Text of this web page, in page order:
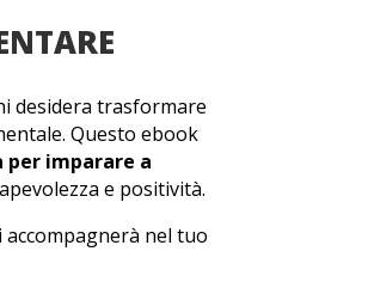
desidera trasformare
Questo ebook
per imparare a
e positività.
nel tuo